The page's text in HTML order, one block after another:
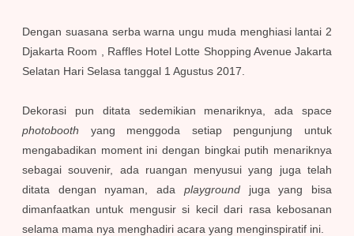
Dengan suasana serba warna ungu muda menghiasi lantai 2
Djakarta Room , Raffles Hotel Lotte Shopping Avenue Jakarta
Selatan Hari Selasa tanggal 1 Agustus 2017.
Dekorasi pun ditata sedemikian menariknya, ada space
photobooth yang menggoda setiap pengunjung untuk
mengabadikan moment ini dengan bingkai putih menariknya
sebagai souvenir, ada ruangan menyusui yang juga telah
ditata dengan nyaman, ada playground juga yang bisa
dimanfaatkan untuk mengusir si kecil dari rasa kebosanan
selama mama nya menghadiri acara yang menginspiratif ini.